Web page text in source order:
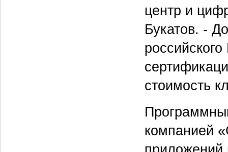
центр и
Букатов. -
стоимость
компанией